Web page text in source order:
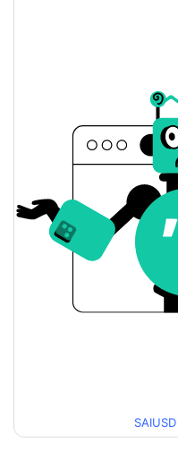
Abertura / Fecho de
Ontem
A mudança de ontem
Volume de ontem
Histórico do preço
7 dias Baixa / 7 dias
90 dias Baixa / 90 dias
SAIUSD